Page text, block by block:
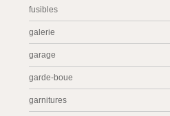
fusibles
galerie
garage
garde-boue
garnitures